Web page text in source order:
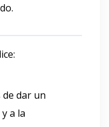
de dar un
a la